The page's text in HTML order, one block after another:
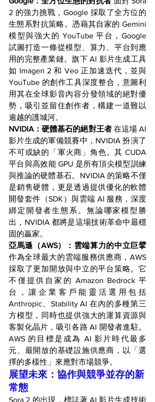
2 的強力挑戰，Google 採取了全方位的
生態系對抗策略。憑藉其自家的 Gemini
模型與強大的 YouTube 平台，Google
試圖打造一條從模型、算力、平台到應
用的完整產業鏈。旗下 AI 影片生成工具
如 Imagen 2 和 Veo 正加速迭代，並與
YouTube 的創作工具深度整合，意圖利
用其在全球影音內容分發領域的絕對優
勢，吸引並留住創作者，構建一道難以
逾越的護城河。
NVIDIA：硬體基石的絕對王者 在這場 AI
影片生成的軍備競賽中，NVIDIA 扮演了
不可或缺的「軍火商」角色。其 CUDA
平台與高效能 GPU 是所有頂尖模型訓練
與推論的硬體基石。NVIDIA 的策略不僅
是銷售硬體，更是透過提供優化的軟體
開發套件（SDK）與雲端 AI 服務，深度
綁定開發者生態系。無論哪家模型勝
出，NVIDIA 都將是這場技術革命中最穩
固的贏家。
亞馬遜（AWS）：雲端算力的中立巨擘
作為全球最大的雲端服務供應商，AWS
採取了更加開放與中立的平台策略。它
不僅提供自家的 Amazon Bedrock 平
台，讓企業客戶能靈活選用包括
Anthropic、Stability AI 在內的多種第三
方模型，同時也提供強大的運算資源與
客製化晶片，吸引各路 AI 開發者進駐。
AWS 的目標是成為 AI 影片時代最多
元、最開放的基礎設施供應商，以「選
擇的多樣性」來應對市場競爭。
展望未來：協作與競爭並存的新
常態
Sora 2 的出現，標誌著 AI 影片生成技術